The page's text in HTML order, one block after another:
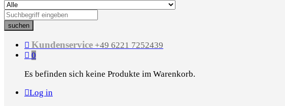
suchen
Kundenservice +49 6221 7252439
0
Es befinden sich keine Produkte im Warenkorb.
Log in